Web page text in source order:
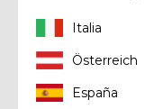
€ 450,00
Italia
Österreich
España